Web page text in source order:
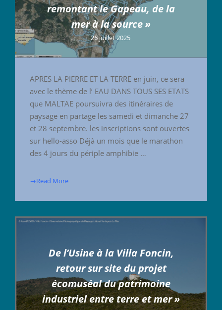
remontant le Gapeau, de la
mer à la source »
26 juillet 2025
APRES LA PIERRE ET LA TERRE en juin, ce sera
avec le thème de l’ EAU DANS TOUS SES ETATS
que MALTAE poursuivra des itinéraires de
paysage en partage les samedi et dimanche 27
et 28 septembre. les inscriptions sont ouvertes
sur hello-asso Déjà un mois que le marathon
des 4 jours du périple amphibie …
→Read More
De l’Usine à la Villa Foncin,
retour sur site du projet
écomuséal du patrimoine
industriel entre terre et mer »